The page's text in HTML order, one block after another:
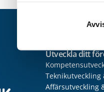
Utveckla ditt
Teknikutveckling
Affärsutveckling